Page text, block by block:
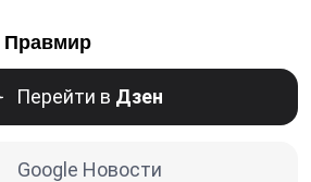
Правмир
Перейти в Дзен
Google Новости